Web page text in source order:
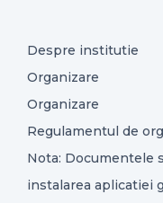
STARE CIVILĂ
INTEGRITATE
INFORMAȚII DE
Despre institutie
Organizare
Organizare
Regulamentul de
Nota: Documentele
instalarea aplicatiei